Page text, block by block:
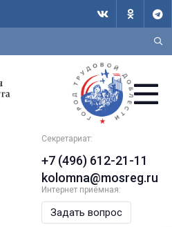
Секретариат:
+7 (496) 612-21-11
kolomna@mosreg.ru
Интернет приёмная:
Задать вопрос